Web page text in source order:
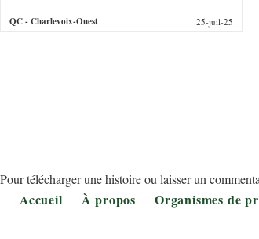
QC- Charlevoix-Ouest 25-juil-25
Pour télécharger une histoire ou laisser un
Footer
Accueil À propos Organismes de